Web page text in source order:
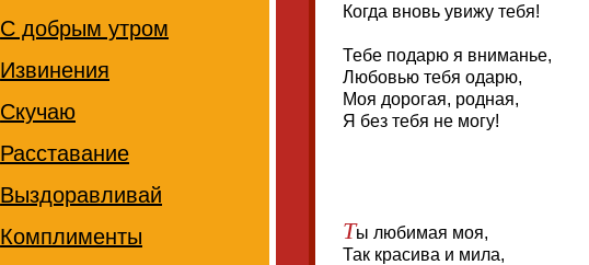
Когда вновь увижу тебя!
Тебе подарю я вниманье,
Любовью тебя одарю,
Моя дорогая, родная,
Я без тебя не могу!
Ты любимая моя,
Так красива и мила,
С добрым утром
Извинения
Скучаю
Расставание
Выздоравливай
Комплименты